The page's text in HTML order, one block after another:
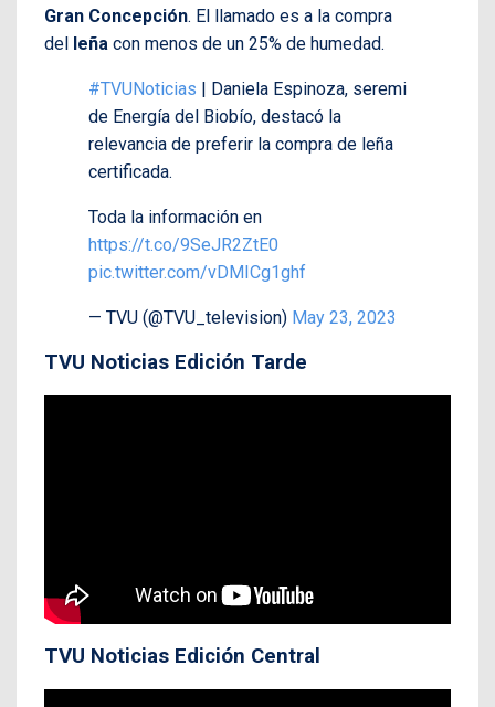
Gran Concepción. El llamado es a la compra
del leña con menos de un 25% de humedad.
#TVUNoticias | Daniela Espinoza, seremi
de Energía del Biobío, destacó la
relevancia de preferir la compra de leña
certificada.
Toda la información en
https://t.co/9SeJR2ZtE0
pic.twitter.com/vDMICg1ghf
— TVU (@TVU_television) May 23, 2023
TVU Noticias Edición Tarde
TVU Noticias Edición Central